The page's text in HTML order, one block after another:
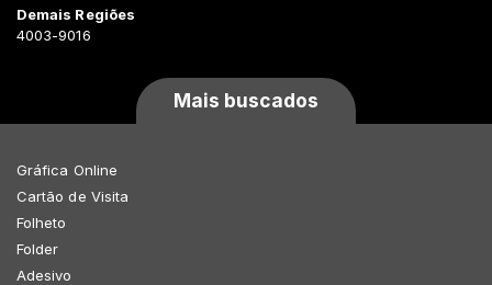
Demais Regiões
4003-9016
Mais buscados
Gráfica Online
Cartão de Visita
Folheto
Folder
Adesivo